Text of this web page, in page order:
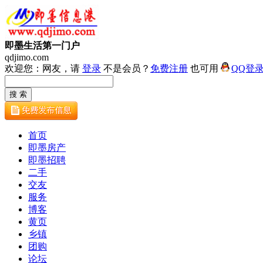
即墨生活第一门户
qdjimo.com
欢迎您：网友，请 登录 不是会员？ 免费注册 也可用 QQ登
首页
即墨房产
即墨招聘
二手
交友
服务
博客
黄页
乡镇
团购
论坛